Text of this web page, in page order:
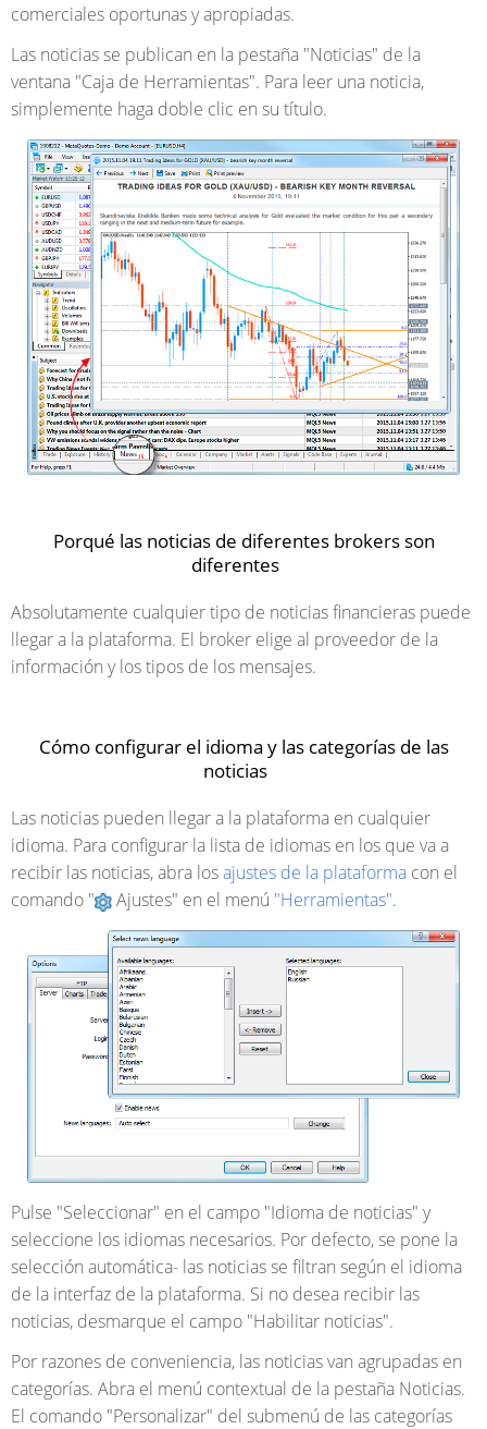
comerciales oportunas y apropiadas.
Las noticias se publican en la pestaña "Noticias" de la
ventana "Caja de Herramientas". Para leer una noticia,
simplemente haga doble clic en su título.
Porqué las noticias de diferentes brokers son
diferentes
Absolutamente cualquier tipo de noticias financieras puede
llegar a la plataforma. El broker elige al proveedor de la
información y los tipos de los mensajes.
Cómo configurar el idioma y las categorías de las
noticias
Las noticias pueden llegar a la plataforma en cualquier
idioma. Para configurar la lista de idiomas en los que va a
recibir las noticias, abra losajustes de la plataforma con el
comando "
Ajustes" en el menú "Herramientas".
Pulse "Seleccionar" en el campo "Idioma de noticias" y
seleccione los idiomas necesarios. Por defecto, se pone la
selección automática- las noticias se filtran según el idioma
de la interfaz de la plataforma. Si no desea recibir las
noticias, desmarque el campo "Habilitar noticias".
Por razones de conveniencia, las noticias van agrupadas en
categorías. Abra el menú contextual de la pestaña Noticias.
El comando "Personalizar" del submenú de las categorías